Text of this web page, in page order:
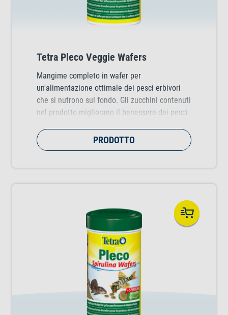
Tetra Pleco Veggie Wafers
Mangime completo in wafer per
un'alimentazione ottimale dei pesci erbivori
che si nutrono sul fondo. Gli zucchini contenuti
nel prodotto migliorano il benessere dei pesci.
PRODOTTO